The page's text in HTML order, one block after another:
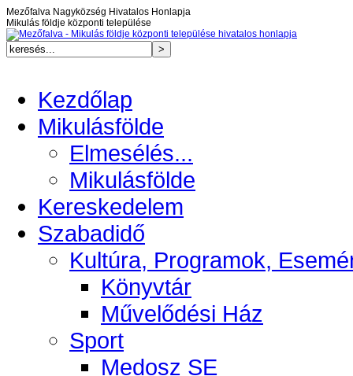
Mezőfalva Nagyközség Hivatalos Honlapja
Mikulás földje központi települése
Kezdőlap
Mikulásfölde
Elmesélés...
Mikulásfölde
Kereskedelem
Szabadidő
Kultúra, Programok,
Könyvtár
Művelődési Ház
Sport
Medosz SE